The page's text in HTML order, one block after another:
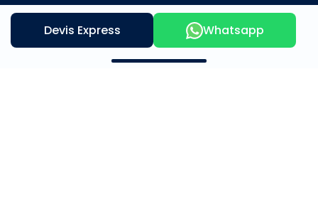
Devis Express Whatsapp
Contactez nous